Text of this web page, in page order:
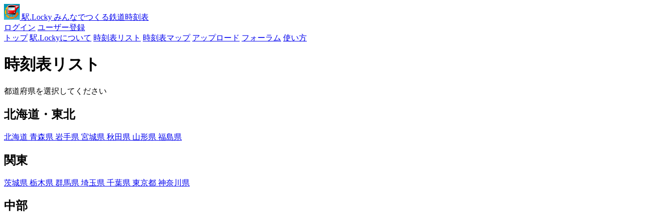
駅.Locky みんなでつくる鉄道時刻表
ログイン ユーザー登録
トップ 駅.Lockyについて 時刻表リスト 時刻表マップ アップロード フォーラム 使い方
時刻表リスト
都道府県を選択してください
北海道・東北
北海道 青森県 岩手県 宮城県 秋田県 山形県 福島県
関東
茨城県 栃木県 群馬県 埼玉県 千葉県 東京都 神奈川県
中部